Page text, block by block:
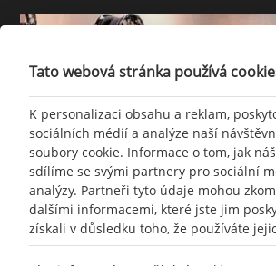
Tato webová stránka používá
K personalizaci obsahu a reklam,
sociálních médií a analýze naší
soubory cookie. Informace o tom, jak
sdílíme se svými partnery pro sociální
analýzy. Partneři tyto údaje mohou
dalšími informacemi, které jste jim
získali v důsledku toho, že používáte